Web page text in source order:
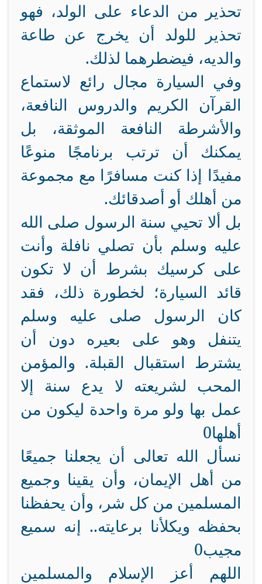
تحذير من الدعاء على الولد، فهو
تحذير للولد أن يخرج عن طاعة
والديه، فيضطرهما لذلك.
وفي السيارة مجال رائع لاستماع
القرآن الكريم والدروس النافعة،
والأشرطة النافعة الموثقة، بل
يمكنك أن ترتب برنامجًا منوعًا
مفيدًا إذا كنت مسافرًا مع مجموعة
من أهلك أو أصدقائك.
بل ألا تحيي سنة الرسول صلى الله
عليه وسلم بأن تصلي نافلة وأنت
على كرسيك بشرط أن لا تكون
قائد السيارة؛ لخطورة ذلك، فقد
كان الرسول صلى عليه وسلم
يتنفل وهو على بعيره دون أن
يشترط استقبال القبلة. والمؤمن
المحب لشريعته لا يدع سنة إلا
عمل بها ولو مرة واحدة ليكون من
أهلها0
نسأل الله تعالى أن يجعلنا جميعًا
من أهل الإيمان، وأن يقينا وجميع
المسلمين من كل شر، وأن يحفظنا
بحفظه ويكلأنا برعايته.. إنه سميع
مجيب0
اللهم أعز الإسلام والمسلمين